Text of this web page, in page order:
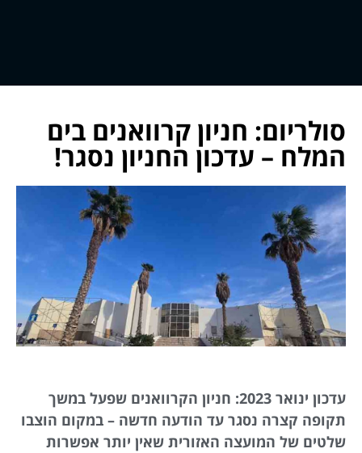
סולריום: חניון קרוואנים בים
המלח – עדכון החניון נסגר!
עדכון ינואר 2023: חניון הקרוואנים שפעל במשך
תקופה קצרה נסגר עד הודעה חדשה – במקום הוצבו
שלטים של המועצה האזורית שאין יותר אפשרות